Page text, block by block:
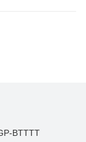
BTTTT